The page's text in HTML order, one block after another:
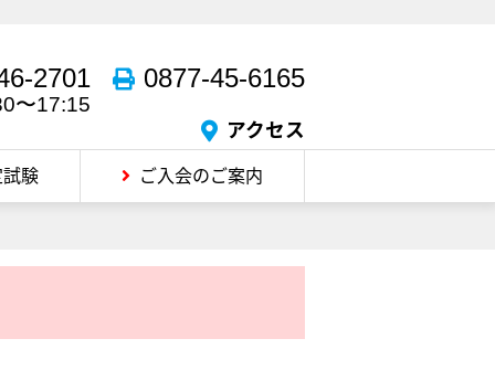
2701
〜17:15
0877-45-6165
アクセス
試験 ご入会のご案内